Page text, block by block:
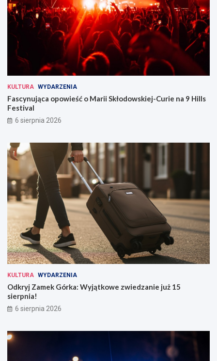
KULTURA WYDARZENIA
Fascynująca opowieść o Marii Skłodowskiej-Curie na 9 Hills
Festival
6 sierpnia 2026
KULTURA WYDARZENIA
Odkryj Zamek Górka: Wyjątkowe zwiedzanie już 15
sierpnia!
6 sierpnia 2026